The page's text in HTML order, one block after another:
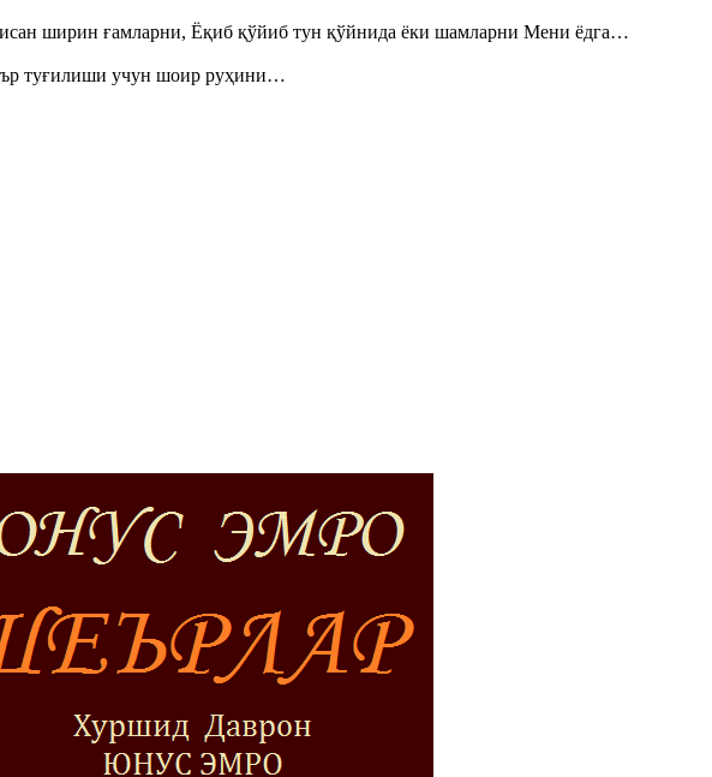
ширин ғамларни, Ёқиб қўйиб тун қўйнида ёки шамларни Мени ёдга…
туғилиши учун шоир руҳини…